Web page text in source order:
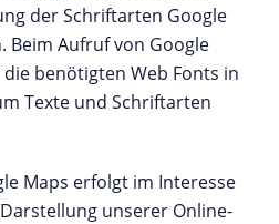
der Schriftarten Google
Beim Aufruf von Google
benötigten Web Fonts in
Texte und Schriftarten
Maps erfolgt im Interesse
unserer Online-